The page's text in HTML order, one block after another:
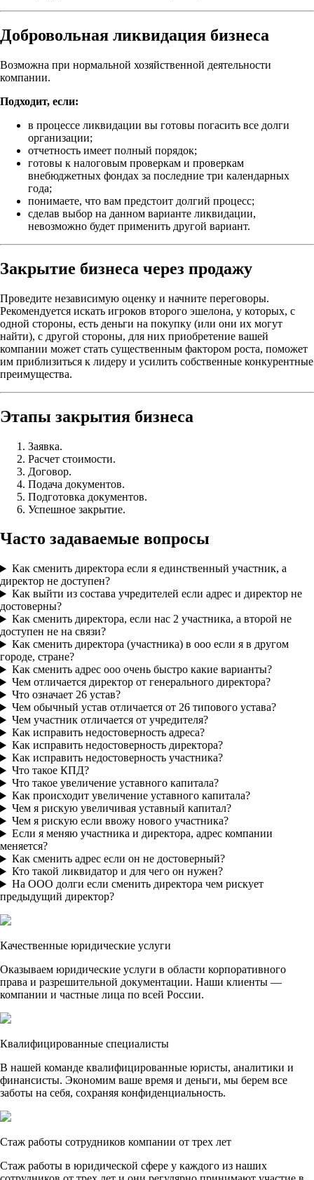
Добровольная ликвидация бизнеса
Возможна при нормальной хозяйственной деятельности
компании.
Подходит, если:
в процессе ликвидации вы готовы погасить все долги
организации;
отчетность имеет полный порядок;
готовы к налоговым проверкам и проверкам
внебюджетных фондах за последние три календарных
года;
понимаете, что вам предстоит долгий процесс;
сделав выбор на данном варианте ликвидации,
невозможно будет применить другой вариант.
Закрытие бизнеса через продажу
Проведите независимую оценку и начните переговоры.
Рекомендуется искать игроков второго эшелона, у которых, с
одной стороны, есть деньги на покупку (или они их могут
найти), с другой стороны, для них приобретение вашей
компании может стать существенным фактором роста, поможет
им приблизиться к лидеру и усилить собственные конкурентные
преимущества.
Этапы закрытия бизнеса
Заявка.
Расчет стоимости.
Договор.
Подача документов.
Подготовка документов.
Успешное закрытие.
Часто задаваемые вопросы
Как сменить директора если я единственный участник, а
директор не доступен?
Как выйти из состава учредителей если адрес и директор не
достоверны?
Как сменить директора, если нас 2 участника, а второй не
доступен не на связи?
Как сменить директора (участника) в ооо если я в другом
городе, стране?
Как сменить адрес ооо очень быстро какие варианты?
Чем отличается директор от генерального директора?
Что означает 26 устав?
Чем обычный устав отличается от 26 типового устава?
Чем участник отличается от учредителя?
Как исправить недостоверность адреса?
Как исправить недостоверность директора?
Как исправить недостоверность участника?
Что такое КПД?
Что такое увеличение уставного капитала?
Как происходит увеличение уставного капитала?
Чем я рискую увеличивая уставный капитал?
Чем я рискую если ввожу нового участника?
Если я меняю участника и директора, адрес компании
меняется?
Как сменить адрес если он не достоверный?
Кто такой ликвидатор и для чего он нужен?
На ООО долги если сменить директора чем рискует
предыдущий директор?
Качественные юридические услуги
Оказываем юридические услуги в области корпоративного
права и разрешительной документации. Наши клиенты —
компании и частные лица по всей России.
Квалифицированные специалисты
В нашей команде квалифицированные юристы, аналитики и
финансисты. Экономим ваше время и деньги, мы берем все
заботы на себя, сохраняя конфиденциальность.
Стаж работы сотрудников компании от трех лет
Стаж работы в юридической сфере у каждого из наших